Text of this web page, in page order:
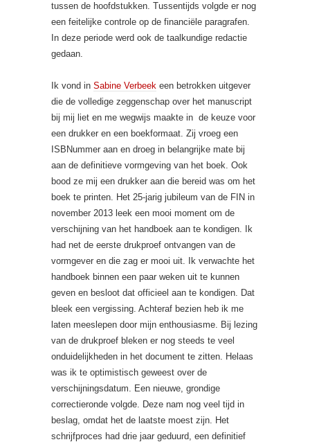
tussen de hoofdstukken. Tussentijds volgde er nog
een feitelijke controle op de financiële paragrafen.
In deze periode werd ook de taalkundige redactie
gedaan.
Ik vond in Sabine Verbeek een betrokken uitgever
die de volledige zeggenschap over het manuscript
bij mij liet en me wegwijs maakte in de keuze voor
een drukker en een boekformaat. Zij vroeg een
ISBNummer aan en droeg in belangrijke mate bij
aan de definitieve vormgeving van het boek. Ook
bood ze mij een drukker aan die bereid was om het
boek te printen. Het 25-jarig jubileum van de FIN in
november 2013 leek een mooi moment om de
verschijning van het handboek aan te kondigen. Ik
had net de eerste drukproef ontvangen van de
vormgever en die zag er mooi uit. Ik verwachte het
handboek binnen een paar weken uit te kunnen
geven en besloot dat officieel aan te kondigen. Dat
bleek een vergissing. Achteraf bezien heb ik me
laten meeslepen door mijn enthousiasme. Bij lezing
van de drukproef bleken er nog steeds te veel
onduidelijkheden in het document te zitten. Helaas
was ik te optimistisch geweest over de
verschijningsdatum. Een nieuwe, grondige
correctieronde volgde. Deze nam nog veel tijd in
beslag, omdat het de laatste moest zijn. Het
schrijfproces had drie jaar geduurd, een definitief